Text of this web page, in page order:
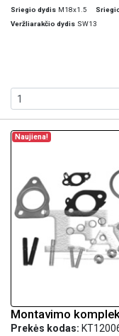
Sriegio dydis M18x1.5
Veržliarakčio dydis SW13
Naujiena!
Montavimo
Prekės kodas: